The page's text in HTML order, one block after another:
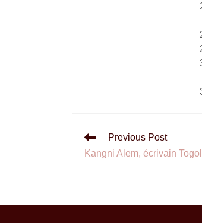
Previous Post
Kangni Alem, écrivain